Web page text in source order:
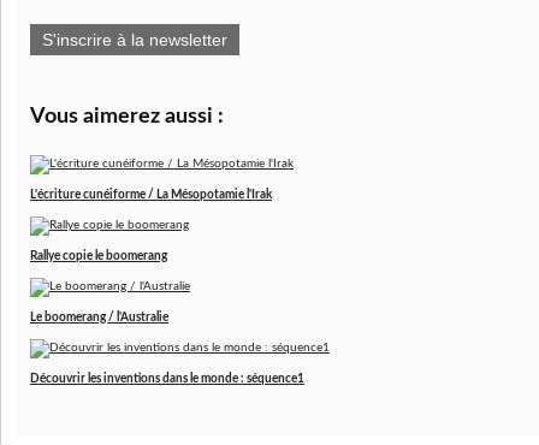
S'inscrire à la newsletter
Vous aimerez aussi :
L'écriture cunéiforme / La Mésopotamie l'Irak
Rallye copie le boomerang
Le boomerang / l'Australie
Découvrir les inventions dans le monde : séquence1